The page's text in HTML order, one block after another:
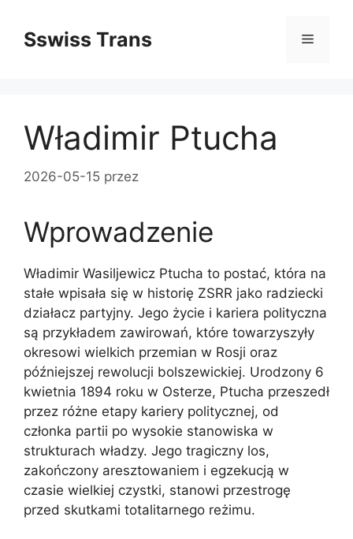
treściSswiss Trans Menu
Władimir Ptucha
2026-05-15 przez
Wprowadzenie
Władimir Wasiljewicz Ptucha to postać, która na
stałe wpisała się w historię ZSRR jako radziecki
działacz partyjny. Jego życie i kariera polityczna
są przykładem zawirowań, które towarzyszyły
okresowi wielkich przemian w Rosji oraz
późniejszej rewolucji bolszewickiej. Urodzony 6
kwietnia 1894 roku w Osterze, Ptucha przeszedł
przez różne etapy kariery politycznej, od
członka partii po wysokie stanowiska w
strukturach władzy. Jego tragiczny los,
zakończony aresztowaniem i egzekucją w
czasie wielkiej czystki, stanowi przestrogę
przed skutkami totalitarnego reżimu.